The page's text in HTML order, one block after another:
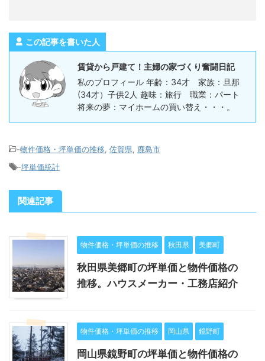
この記事を書いた人
賃貸から戸建て！主婦の家づくり奮闘日記
私のプロフィール 年齢：34才 家族：旦那
(34才）子供2人 趣味：旅行 職業：パート
将来の夢：マイホームの買い替え・・・。
-物件価格・坪単価の推移 佐賀県
鹿島市
-坪単価統計
関連記事
物件価格・坪単価の推移 秋田県 美郷町
秋田県美郷町の坪単価と物件価格の
推移。ハウスメーカー・工務店紹介
物件価格・坪単価の推移 岡山県 鏡野町
岡山県鏡野町の坪単価と物件価格の